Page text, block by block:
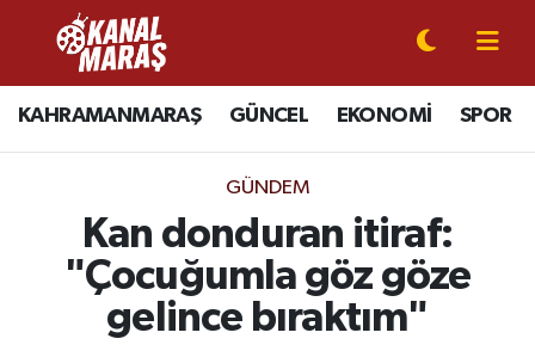
KAHRAMANMARAŞ GÜNCEL EKONOMİ SPOR
GÜNDEM
Kan donduran itiraf:
"Çocuğumla göz göze
gelince bıraktım"
CANLI YAYIN
KAHRAMANMARAŞ
SPOR
SİYASET
Kahramanmaraş Nöbetçi Eczaneler
Kahramanmaraş Hava Durumu
Kahramanmaraş Namaz Vakitleri
Kahramanmaraş Trafik Yoğunluk Haritası
Süper Lig Puan Durumu ve Fikstür